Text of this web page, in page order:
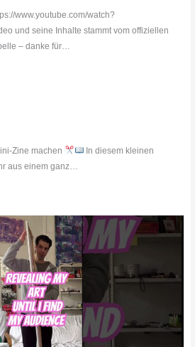
www.youtube.com/watch?
und seine Inhalte stammt vom offiziellen
– danke für…
Zine machen
In diesem kleinen
aus einem ganz…